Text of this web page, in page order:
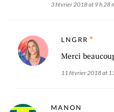
3 février 2018 at 9 h 28
LNGRR
Merci
11 février 2018 at
MANON